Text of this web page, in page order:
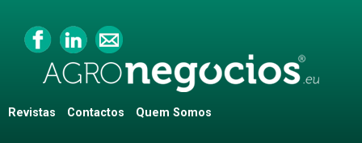
Revistas Contactos Quem Somos